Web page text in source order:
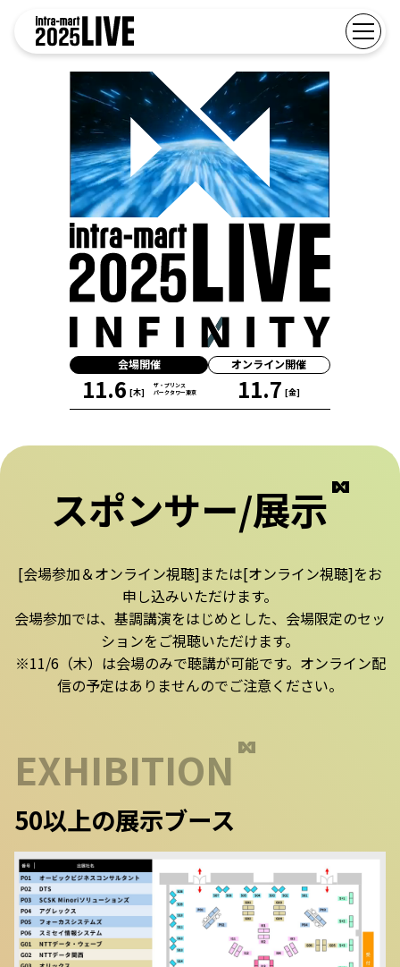
タイムテーブル
スポンサー/展示
アーカイブ配信
会場開催
11.6 [木]
ザ・プリンス
パークタワー東京
オンライン開催
11.7 [金]
スポンサー/展示
[会場参加＆オンライン視聴]または[オンライン視聴]をお
申し込みいただけます。
会場参加では、基調講演をはじめとした、会場限定のセッ
ションをご視聴いただけます。
※11/6（木）は会場のみで聴講が可能です。オンライン配
信の予定はありませんのでご注意ください。
EXHIBITION
50以上の展示ブース